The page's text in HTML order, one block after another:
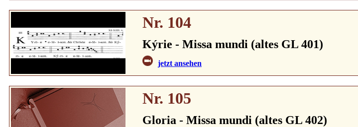
Nr. 104
Kýrie - Missa mundi (altes GL 401)
jetzt ansehen
Nr. 105
Gloria - Missa mundi (altes GL 402)